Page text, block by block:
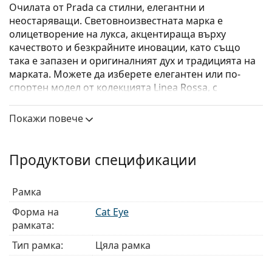
Очилата от Prada са стилни, елегантни и
неостаряващи. Световноизвестната марка е
олицетворение на лукса, акцентираща върху
качеството и безкрайните иновации, като също
така е запазен и оригиналният дух и традицията на
марката. Можете да изберете елегантен или по-
спортен модел от колекцията Linea Rossa, с
изберете, с диоптричните очила Prada винаги ще
Вижте как изглеждате с тези очила с виртуалното
Диоптрични очила – рамки
Черният цвят на рамката перфектно съвпада с
хладни тонове на кожата и светло руса, светло
кестенява или черна коса.
Покажи повече
Продуктови спецификации
Рамка
Форма на
рамката:
Cat Eye
Тип рамка:
Цяла рамка